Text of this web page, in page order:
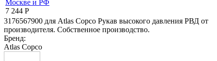
7 244 Р
3176567900 для Atlas Copco Рукав высокого давления РВД от
производителя. Собственное производство.
Бренд:
Atlas Copco